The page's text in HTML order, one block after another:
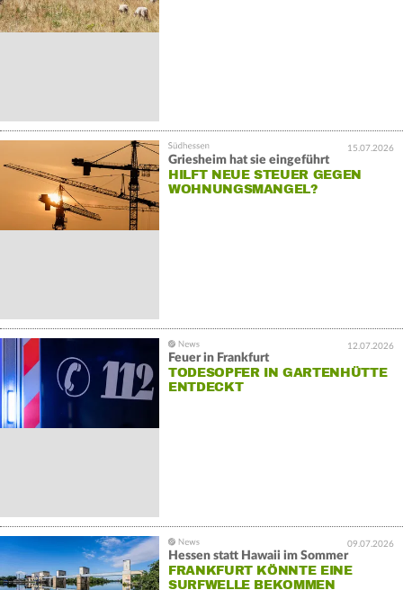
15.07.2026
Griesheim hat sie eingeführt
HILFT NEUE STEUER GEGEN
WOHNUNGSMANGEL?
12.07.2026
Feuer in Frankfurt
TODESOPFER IN GARTENHÜTTE
ENTDECKT
09.07.2026
Hessen statt Hawaii im Sommer
FRANKFURT KÖNNTE EINE
SURFWELLE BEKOMMEN